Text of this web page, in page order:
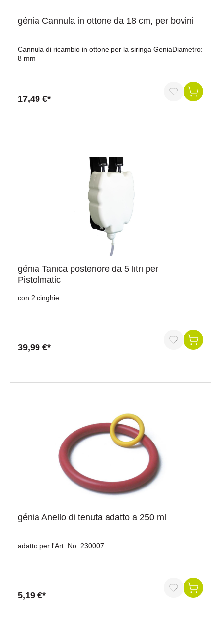
génia Cannula in ottone da 18 cm, per bovini
Cannula di ricambio in ottone per la siringa GeniaDiametro:
8 mm
17,49 €*
génia Tanica posteriore da 5 litri per
Pistolmatic
con 2 cinghie
39,99 €*
génia Anello di tenuta adatto a 250 ml
adatto per l'Art. No. 230007
5,19 €*